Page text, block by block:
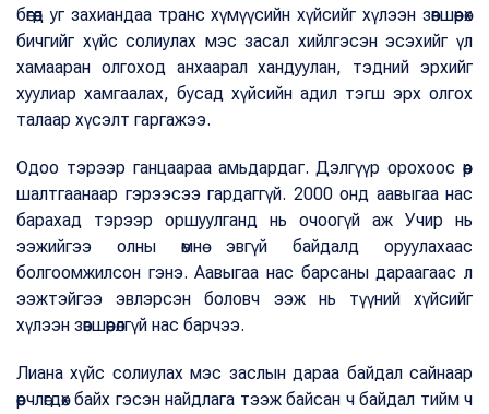
бөгөөд уг захиандаа транс хүмүүсийн хүйсийг хүлээн зөвшөөрөх
бичгийг хүйс солиулах мэс засал хийлгэсэн эсэхийг үл
хамааран олгоход анхаарал хандуулан, тэдний эрхийг
хуулиар хамгаалах, бусад хүйсийн адил тэгш эрх олгох
талаар хүсэлт гаргажээ.
Одоо тэрээр ганцаараа амьдардаг. Дэлгүүр орохоос өөр
шалтгаанаар гэрээсээ гардаггүй. 2000 онд аавыгаа нас
барахад тэрээр оршуулганд нь очоогүй аж Учир нь
ээжийгээ олны өмнө эвгүй байдалд оруулахаас
болгоомжилсон гэнэ. Аавыгаа нас барсаны дараагаас л
ээжтэйгээ эвлэрсэн боловч ээж нь түүний хүйсийг
хүлээн зөвшөөрөлгүй нас барчээ.
Лиана хүйс солиулах мэс заслын дараа байдал сайнаар
өөрчлөгдөх байх гэсэн найдлага тээж байсан ч байдал тийм ч